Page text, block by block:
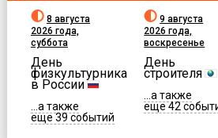
8 августа
2026 года,
суббота
День
физкультурника
в России
...а также
еще 39 событий
9 августа
2026 года,
воскресенье
День
строителя
...а также
еще 42